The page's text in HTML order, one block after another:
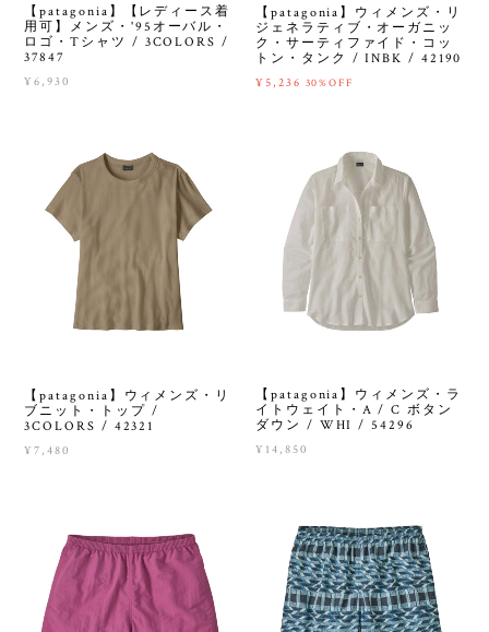
【patagonia】【レディース着
用可】メンズ・'95オーバル・
ロゴ・Tシャツ / 3COLORS /
37847
¥6,930
【patagonia】ウィメンズ・リ
ジェネラティブ・オーガニッ
ク・サーティファイド・コッ
トン・タンク / INBK / 42190
¥5,236 30%OFF
【patagonia】ウィメンズ・リ
ブニット・トップ /
3COLORS / 42321
¥7,480
【patagonia】ウィメンズ・ラ
イトウェイト・A / C ボタン
ダウン / WHI / 54296
¥14,850